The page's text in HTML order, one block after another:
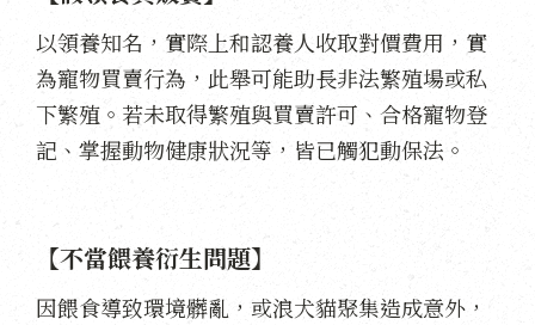
以領養知名，實際上和認養人收取對價費用，實
為寵物買賣行為，此舉可能助長非法繁殖場或私
下繁殖。若未取得繁殖與買賣許可、合格寵物登
記、掌握動物健康狀況等，皆已觸犯動保法。
【不當餵養衍生問題】
因餵食導致環境髒亂，或浪犬貓聚集造成意外，